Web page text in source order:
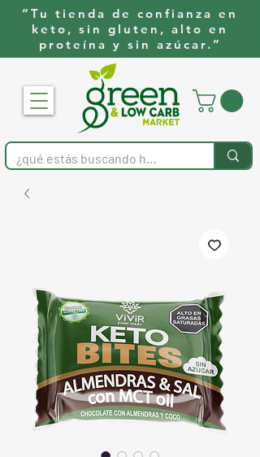
“Tu tienda de confianza en
keto, sin gluten, alto en
proteína y sin azúcar.”